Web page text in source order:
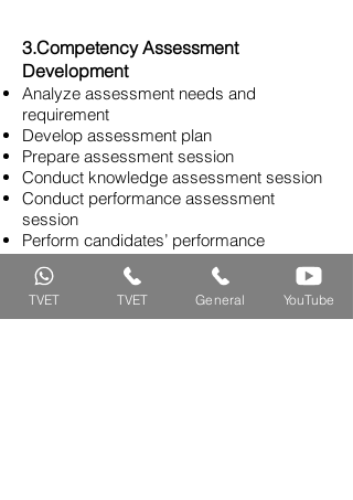
3.Competency Assessment
Development
Analyze assessment needs and
requirement
Develop assessment plan
Prepare assessment session
Conduct knowledge assessment session
Conduct performance assessment
session
Perform candidates’ performance
measurement
4.Teaching & Learning Materials
TVET TVET General YouTube